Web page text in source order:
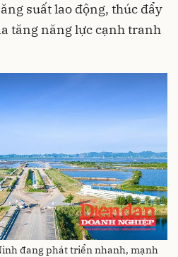
suất lao động, thúc đẩy
tăng năng lực cạnh tranh
đang phát triển nhanh, mạnh